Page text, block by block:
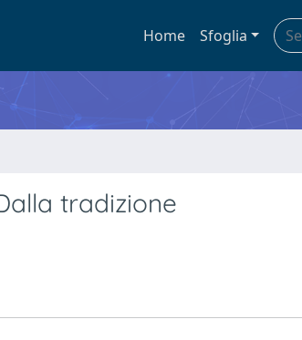
Home Sfoglia
tradizione